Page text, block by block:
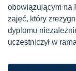
obowiązującym na
zajęć, który
dyplomu
uczestniczył w